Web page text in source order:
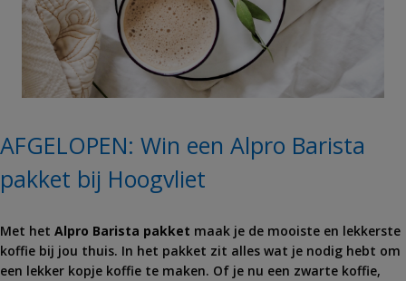
AFGELOPEN: Win een Alpro Barista
pakket bij Hoogvliet
Met het Alpro Barista pakket maak je de mooiste en lekkerste
koffie bij jou thuis. In het pakket zit alles wat je nodig hebt om
een lekker kopje koffie te maken. Of je nu een zwarte koffie,